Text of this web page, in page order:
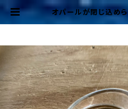
オパールが閉じ込め
輪 Opal Ring☆ゆ